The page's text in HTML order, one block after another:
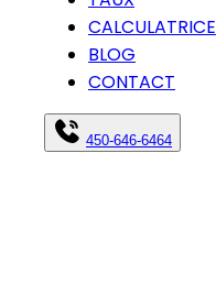
CALCULATRICE
BLOG
CONTACT
450-646-6464